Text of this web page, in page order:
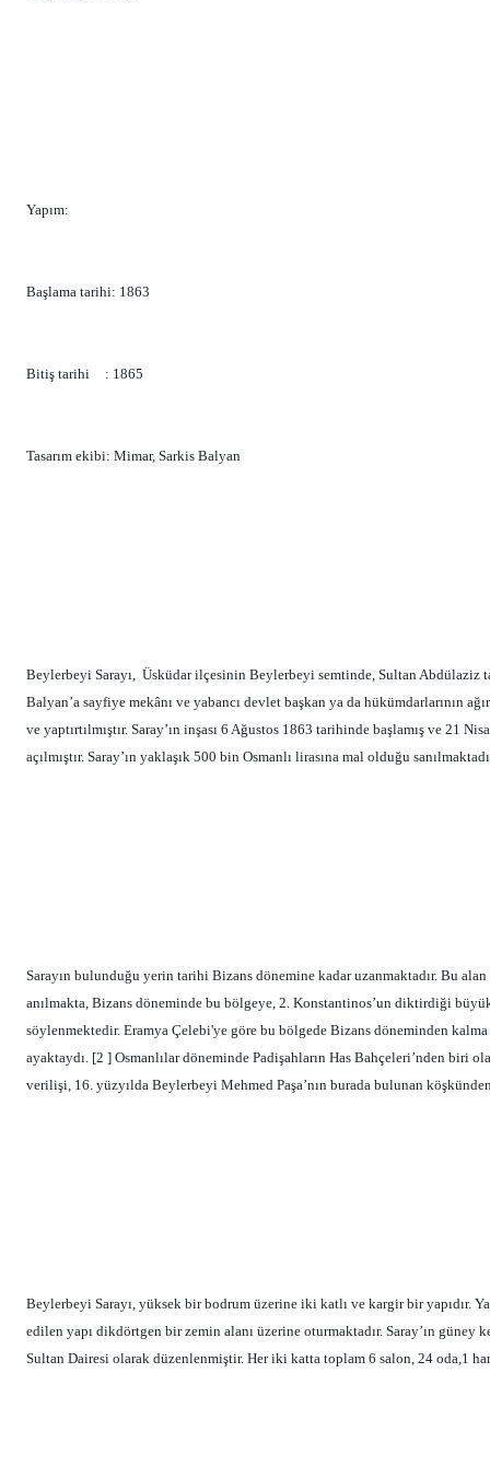
Yapım:
Başlama tarihi: 1863
Bitiş tarihi : 1865
Tasarım ekibi: Mimar, Sarkis Balyan
Beylerbeyi Sarayı,  Üsküdar ilçesinin Beylerbeyi semtinde, Sultan Abdülaziz
Balyan’a sayfiye mekânı ve yabancı devlet başkan ya da hükümdarlarının
ve yaptırtılmıştır. Saray’ın inşası 6 Ağustos 1863 tarihinde başlamış ve 21
açılmıştır. Saray’ın yaklaşık 500 bin Osmanlı lirasına mal olduğu
Sarayın bulunduğu yerin tarihi Bizans dönemine kadar uzanmaktadır. Bu
anılmakta, Bizans döneminde bu bölgeye, 2. Konstantinos’un diktirdiği
söylenmektedir. Eramya Çelebi'ye göre bu bölgede Bizans döneminden
ayaktaydı. [2 ] Osmanlılar döneminde Padişahların Has Bahçeleri’nden biri
verilişi, 16. yüzyılda Beylerbeyi Mehmed Paşa’nın burada bulunan
Beylerbeyi Sarayı, yüksek bir bodrum üzerine iki katlı ve kargir bir yapıdır.
edilen yapı dikdörtgen bir zemin alanı üzerine oturmaktadır. Saray’ın
Sultan Dairesi olarak düzenlenmiştir. Her iki katta toplam 6 salon, 24 oda,1